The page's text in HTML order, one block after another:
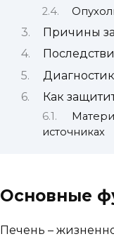
Причины
Как
источниках
Основные
Печень –